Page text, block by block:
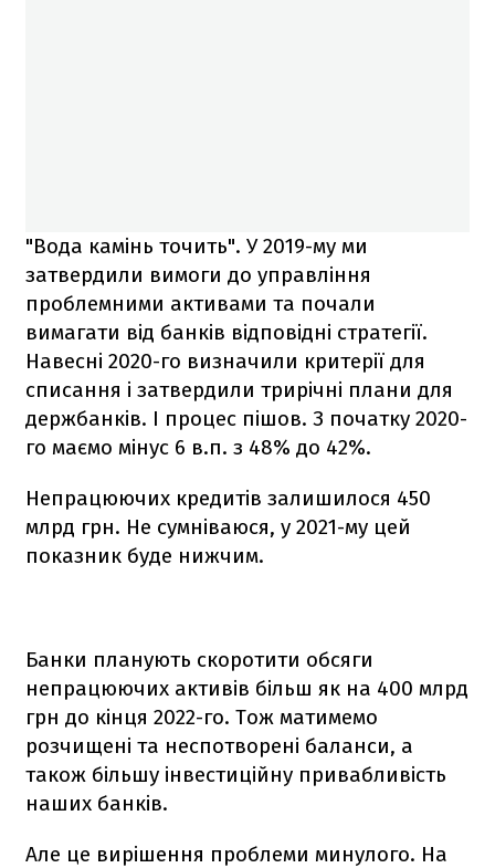
"Вода камінь точить". У 2019-му ми
затвердили вимоги до управління
проблемними активами та почали
вимагати від банків відповідні стратегії.
Навесні 2020-го визначили критерії для
списання і затвердили трирічні плани для
держбанків. І процес пішов. З початку 2020-
го маємо мінус 6 в.п. з 48% до 42%.
Непрацюючих кредитів залишилося 450
млрд грн. Не сумніваюся, у 2021-му цей
показник буде нижчим.
Банки планують скоротити обсяги
непрацюючих активів більш як на 400 млрд
грн до кінця 2022-го. Тож матимемо
розчищені та неспотворені баланси, а
також більшу інвестиційну привабливість
наших банків.
Але це вирішення проблеми минулого. На